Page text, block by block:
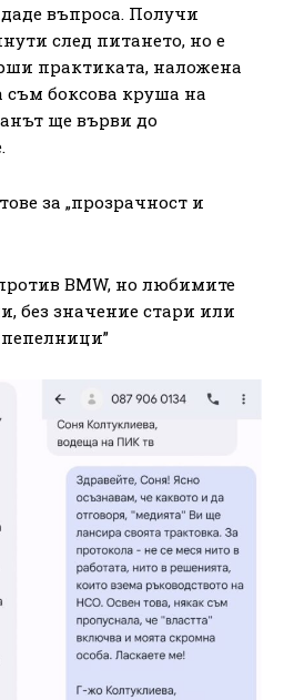
въпроса. Получи
след питането, но е
практиката, наложена
съм боксова круша на
ще върви до
за „прозрачност и
BMW, но любимите
без значение стари или